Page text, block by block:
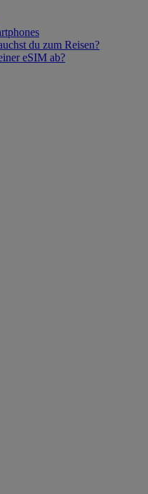
du zum Reisen?
eSIM ab?